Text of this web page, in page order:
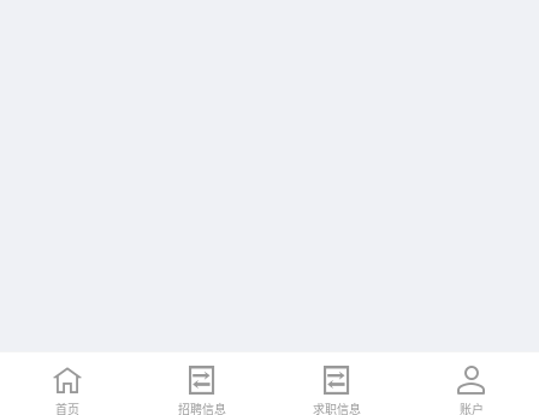
首页 招聘信息 求职信息 账户